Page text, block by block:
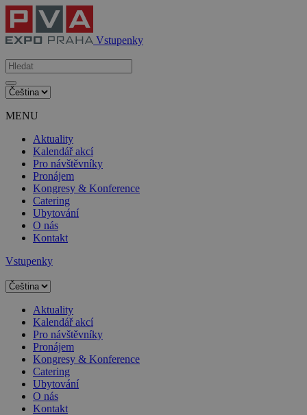
Vstupenky
MENU
Aktuality
Kalendář akcí
Pro návštěvníky
Pronájem
Kongresy & Konference
Catering
Ubytování
O nás
Kontakt
Vstupenky
Aktuality
Kalendář akcí
Pro návštěvníky
Pronájem
Kongresy & Konference
Catering
Ubytování
O nás
Kontakt